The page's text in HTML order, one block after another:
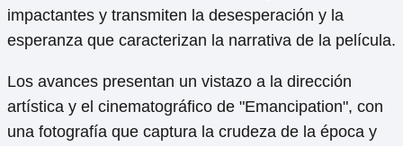
impactantes y transmiten la desesperación y la
esperanza que caracterizan la narrativa de la película.
Los avances presentan un vistazo a la dirección
artística y el cinematográfico de "Emancipation", con
una fotografía que captura la crudeza de la época y